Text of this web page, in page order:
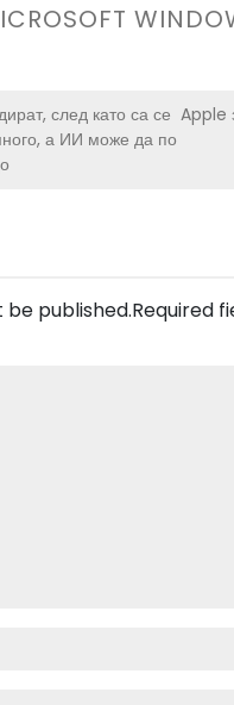
след като са се
а ИИ може да по
Apple
be published.Required